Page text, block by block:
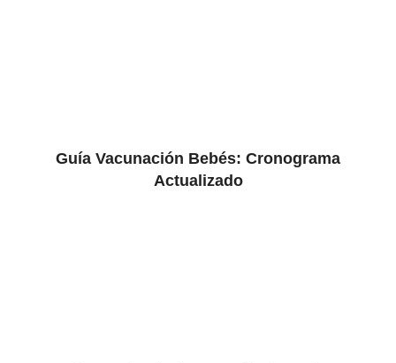
Guía Vacunación Bebés: Cronograma
Actualizado